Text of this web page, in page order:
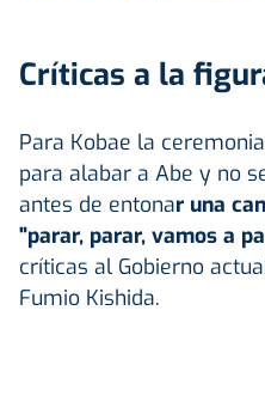
Críticas a la
Para Kobae la
para alabar a Abe y no
antes de entonar una
"parar, parar, vamos a
críticas al Gobierno
Fumio Kishida.